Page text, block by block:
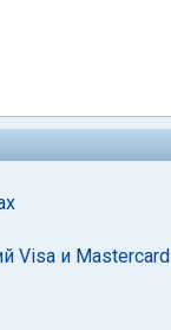
Visa и Mastercard